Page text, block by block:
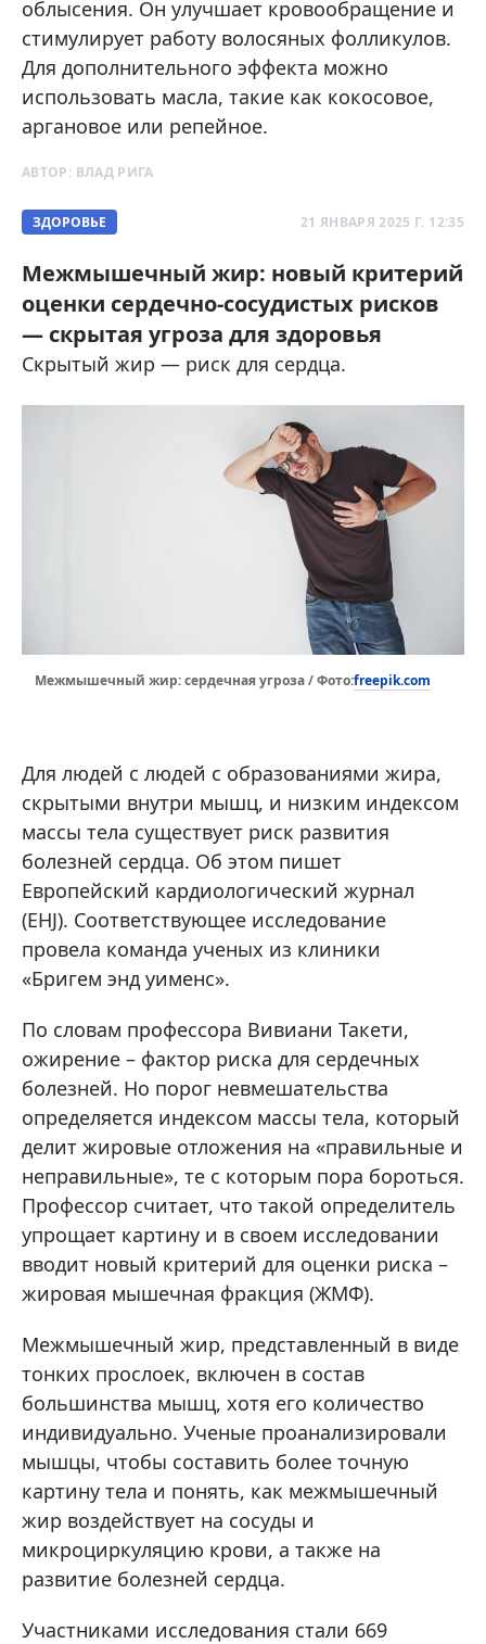
облысения. Он улучшает кровообращение и
стимулирует работу волосяных фолликулов.
Для дополнительного эффекта можно
использовать масла, такие как кокосовое,
аргановое или репейное.
АВТОР: ВЛАД РИГА
ЗДОРОВЬЕ 21 ЯНВАРЯ 2025 Г. 12:35
Межмышечный жир: новый критерий
оценки сердечно-сосудистых рисков
— скрытая угроза для здоровья
Скрытый жир — риск для сердца.
Межмышечный жир: сердечная угроза / Фото:freepik.com
Для людей с людей с образованиями жира,
скрытыми внутри мышц, и низким индексом
массы тела существует риск развития
болезней сердца. Об этом пишет
Европейский кардиологический журнал
(EHJ). Соответствующее исследование
провела команда ученых из клиники
«Бригем энд уименс».
По словам профессора Вивиани Такети,
ожирение – фактор риска для сердечных
болезней. Но порог невмешательства
определяется индексом массы тела, который
делит жировые отложения на «правильные и
неправильные», те с которым пора бороться.
Профессор считает, что такой определитель
упрощает картину и в своем исследовании
вводит новый критерий для оценки риска –
жировая мышечная фракция (ЖМФ).
Межмышечный жир, представленный в виде
тонких прослоек, включен в состав
большинства мышц, хотя его количество
индивидуально. Ученые проанализировали
мышцы, чтобы составить более точную
картину тела и понять, как межмышечный
жир воздействует на сосуды и
микроциркуляцию крови, а также на
развитие болезней сердца.
Участниками исследования стали 669